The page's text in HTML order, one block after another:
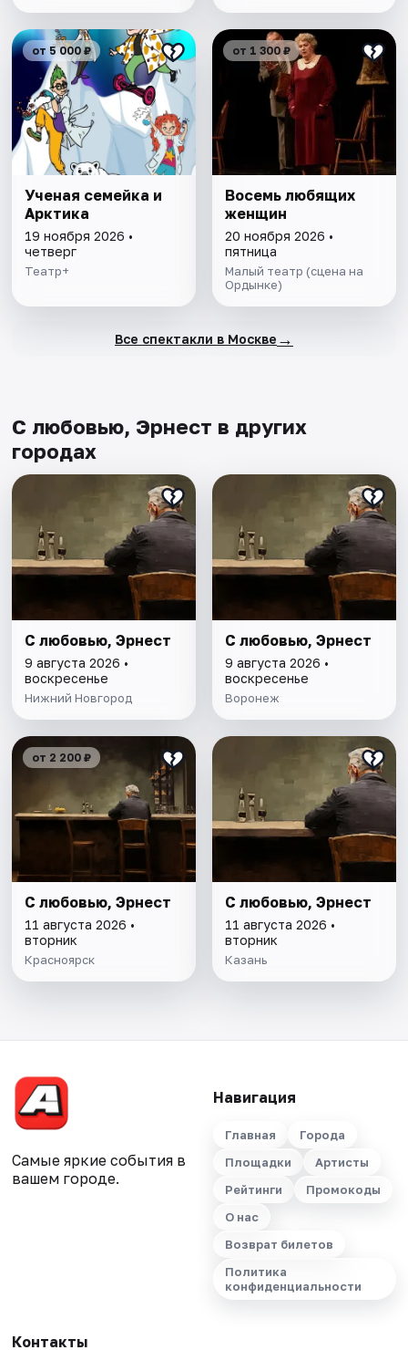
от 5 000 ₽
Ученая семейка и
Арктика
19 ноября 2026 •
четверг
Театр+
от 1 300 ₽
Восемь любящих
женщин
20 ноября 2026 •
пятница
Малый театр (сцена на
Ордынке)
Все спектакли в Москве →
С любовью, Эрнест в других
городах
С любовью, Эрнест
9 августа 2026 •
воскресенье
Нижний Новгород
С любовью, Эрнест
9 августа 2026 •
воскресенье
Воронеж
от 2 200 ₽
С любовью, Эрнест
11 августа 2026 •
вторник
Красноярск
С любовью, Эрнест
11 августа 2026 •
вторник
Казань
Самые яркие события в
вашем городе.
Навигация
Главная
Города
Площадки
Артисты
Рейтинги
Промокоды
О нас
Возврат билетов
Политика
конфиденциальности
Контакты